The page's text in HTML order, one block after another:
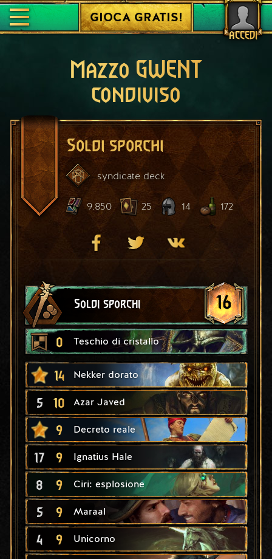
ACCEDI
GIOCA GRATIS!
Mazzo GWENT
condiviso
Soldi sporchi
syndicate deck
9.850 25 14 172
Soldi sporchi 16
0 Teschio di cristallo
14 Nekker dorato
5 10 Azar Javed
9 Decreto reale
17 9 Ignatius Hale
8 9 Ciri: esplosione
5 9 Maraal
4 9 Unicorno